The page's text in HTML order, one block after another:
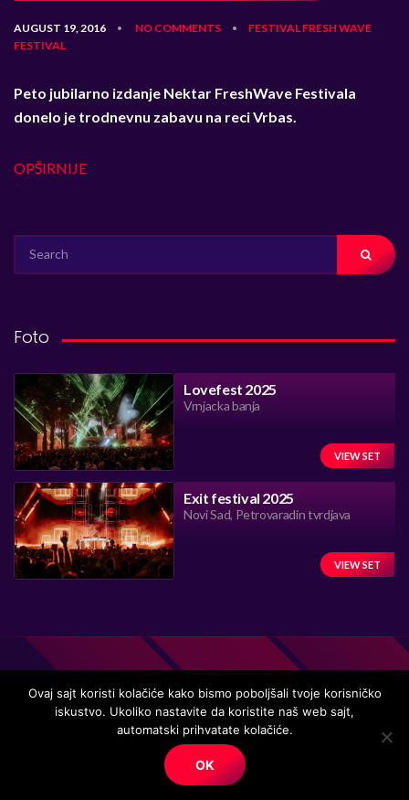
AUGUST 19, 2016 • NO COMMENTS • FESTIVAL FRESH WAVE
FESTIVAL
Peto jubilarno izdanje Nektar FreshWave Festivala
donelo je trodnevnu zabavu na reci Vrbas.
OPŠIRNIJE
FOR:
Foto
Lovefest 2025
Vrnjacka banja
VIEW SET
Exit festival 2025
Novi Sad, Petrovaradin tvrdjava
VIEW SET
Handmade in Serbia 15 years ago, while listening to the great
© Copyright. All right reserved.
Ovaj sajt koristi kolačiće kako bismo poboljšali tvoje korisničko
iskustvo. Ukoliko nastavite da koristite naš web sajt,
automatski prihvatate kolačiće.
OK